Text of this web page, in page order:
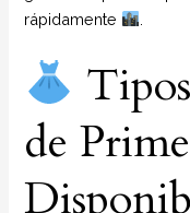
rápidamente
de